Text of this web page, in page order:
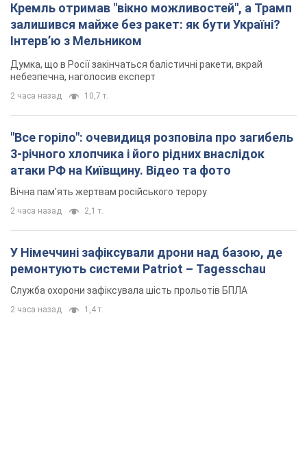
Кремль отримав "вікно можливостей", а Трамп
залишився майже без ракет: як бути Україні?
Інтерв’ю з Мельником
Думка, що в Росії закінчаться балістичні ракети, вкрай
небезпечна, наголосив експерт
2 часа назад 10,7 т.
"Все горіло": очевидиця розповіла про загибель
3-річного хлопчика і його рідних внаслідок
атаки РФ на Київщину. Відео та фото
Вічна пам'ять жертвам російського терору
2 часа назад 2,1 т.
У Німеччині зафіксували дрони над базою, де
ремонтують системи Patriot – Tagesschau
Служба охорони зафіксувала шість прольотів БПЛА
2 часа назад 1,4 т.